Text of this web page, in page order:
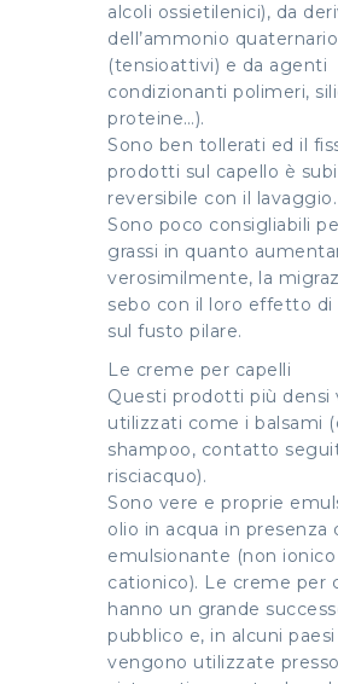
alcoli ossietilenici), da
dell’ammonio quaternario
(tensioattivi) e da agenti
condizionanti polimeri,
proteine…).
Sono ben tollerati ed il
prodotti sul capello è
reversibile con il lavaggio.
Sono poco consigliabili
grassi in quanto
verosimilmente, la
sebo con il loro effetto di
sul fusto pilare.
Le creme per capelli
Questi prodotti più densi
utilizzati come i balsami
shampoo, contatto
risciacquo).
Sono vere e proprie
olio in acqua in presenza
emulsionante (non ionico
cationico). Le creme per
hanno un grande
pubblico e, in alcuni paesi
vengono utilizzate